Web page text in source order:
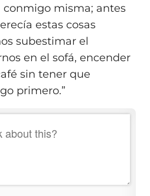
conmigo misma; antes
estas cosas
subestimar el
en el sofá, encender
sin tener que
primero.”